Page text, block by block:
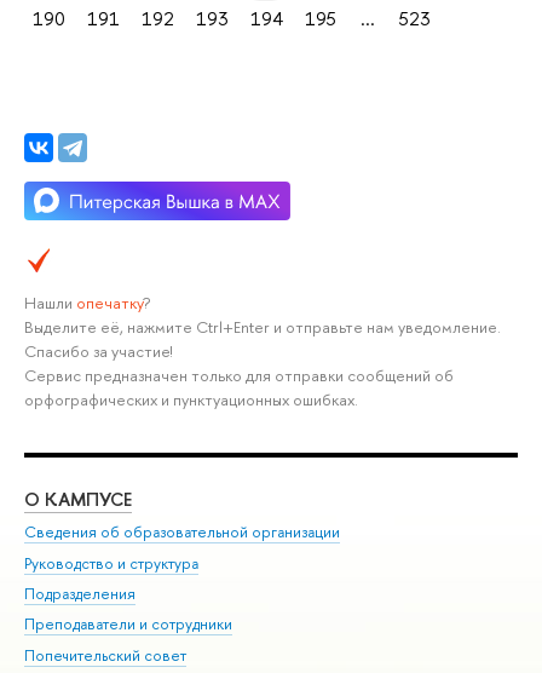
190
191 192 193 194 195 ... 523
Нашли опечатку?
Выделите её, нажмите Ctrl+Enter и отправьте нам уведомление.
Спасибо за участие!
Сервис предназначен только для отправки сообщений об
орфографических и пунктуационных ошибках.
О КАМПУСЕ
Сведения об образовательной организации
Руководство и структура
Подразделения
Преподаватели и сотрудники
Попечительский совет